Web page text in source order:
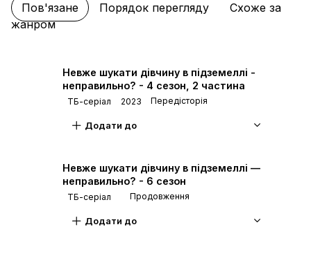
Самотність: Розділені
Белл Крейнел: Бажання
21 лист. 2024
Пов'язане Порядок перегляду
Схоже за
жанром
Невже шукати дівчину в підземеллі -
неправильно? - 4 сезон, 2 частина
ТБ-серіал 2023 Передісторія
Додати до
Невже шукати дівчину в підземеллі —
неправильно? - 6 сезон
ТБ-серіал Продовження
Додати до